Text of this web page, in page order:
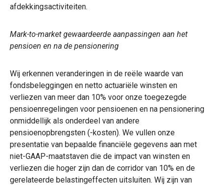
afdekkingsactiviteiten.
Mark-to-market gewaardeerde aanpassingen aan het
pensioen en na de pensionering
Wij erkennen veranderingen in de reële waarde van
fondsbeleggingen en netto actuariële winsten en
verliezen van meer dan 10% voor onze toegezegde
pensioenregelingen voor pensioenen en na pensionering
onmiddellijk als onderdeel van andere
pensioenopbrengsten (-kosten). We vullen onze
presentatie van bepaalde financiële gegevens aan met
niet-GAAP-maatstaven die de impact van winsten en
verliezen die hoger zijn dan de corridor van 10% en de
gerelateerde belastingeffecten uitsluiten. Wij zijn van